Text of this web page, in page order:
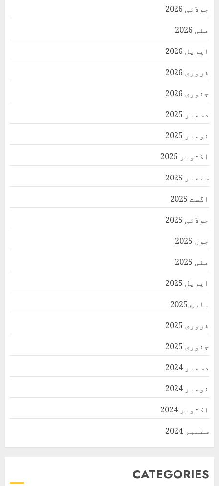
جولائی 2026
مئی 2026
اپریل 2026
فروری 2026
جنوری 2026
دسمبر 2025
نومبر 2025
اکتوبر 2025
ستمبر 2025
اگست 2025
جولائی 2025
جون 2025
مئی 2025
اپریل 2025
مارچ 2025
فروری 2025
جنوری 2025
دسمبر 2024
نومبر 2024
اکتوبر 2024
ستمبر 2024
CATEGORIES